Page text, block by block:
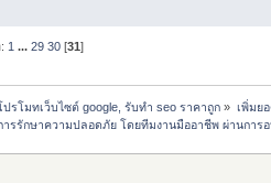
1 ...29 30 [31]
ปรโมทเว็บไซต์ google, รับทำ seo ราคาถูก » เพิ่มย
ารรักษาความปลอดภัย โดยทีมงานมืออาชีพ ผ่านการ